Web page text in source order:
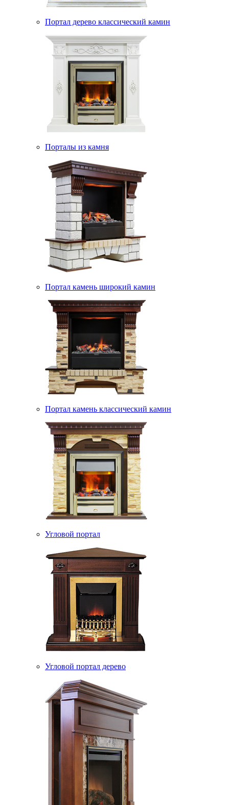
Портал дерево классический камин
Порталы из камня
Портал камень широкий камин
Портал камень классический камин
Угловой портал
Угловой портал дерево